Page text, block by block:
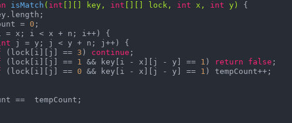
isMatch ( int [][] key, int [][] lock, int x, int y)
{
= 0 ;
= x; i < x + n; i++) {
j = y; j < y + n; j++) {
(lock[i][j] == 3 ) continue ;
(lock[i][j] == 1 && key[i - x][j - y] == 1 ) return false ;
(lock[i][j] == 0 && key[i - x][j - y] == 1 ) tempCount++;
==  tempCount;